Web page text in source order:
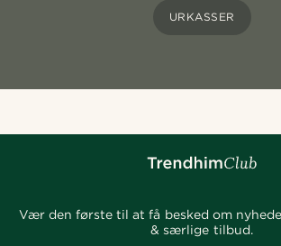
URKASSER
Vær den første til at få besked om
& særlige tilbud.